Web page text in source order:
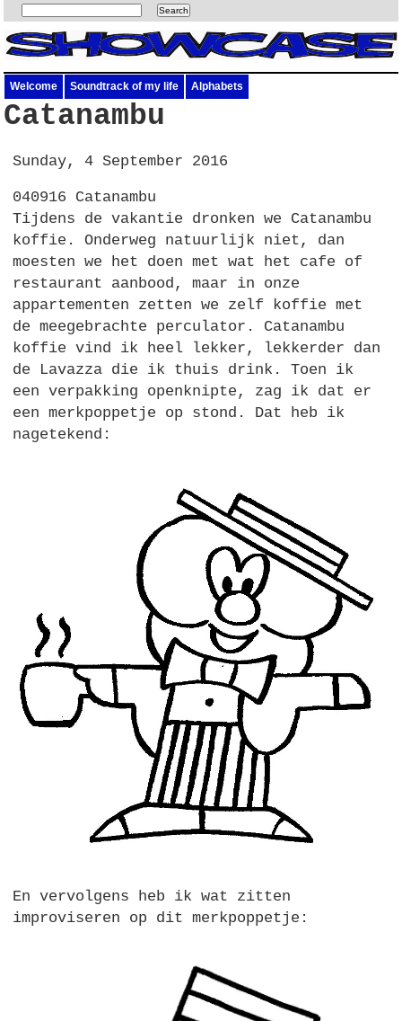
Welcome Soundtrack of my life Alphabets
Catanambu
Sunday, 4 September 2016
040916 Catanambu
Tijdens de vakantie dronken we Catanambu
koffie. Onderweg natuurlijk niet, dan
moesten we het doen met wat het cafe of
restaurant aanbood, maar in onze
appartementen zetten we zelf koffie met
de meegebrachte perculator. Catanambu
koffie vind ik heel lekker, lekkerder dan
de Lavazza die ik thuis drink. Toen ik
een verpakking openknipte, zag ik dat er
een merkpoppetje op stond. Dat heb ik
nagetekend:
En vervolgens heb ik wat zitten
improviseren op dit merkpoppetje: